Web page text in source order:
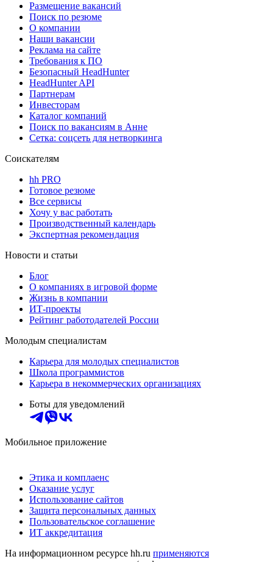
Размещение вакансий
Поиск по резюме
О компании
Наши вакансии
Реклама на сайте
Требования к ПО
Безопасный HeadHunter
HeadHunter API
Партнерам
Инвесторам
Каталог компаний
Поиск по вакансиям в Анне
Сетка: соцсеть для нетворкинга
Соискателям
hh PRO
Готовое резюме
Все сервисы
Хочу у вас работать
Производственный календарь
Экспертная рекомендация
Новости и статьи
Блог
О компаниях в игровой форме
Жизнь в компании
ИТ-проекты
Рейтинг работодателей России
Молодым специалистам
Карьера для молодых специалистов
Школа программистов
Карьера в некоммерческих организациях
Боты для уведомлений
Мобильное приложение
Этика и комплаенс
Оказание услуг
Использование сайтов
Защита персональных данных
Пользовательское соглашение
ИТ аккредитация
На информационном ресурсе hh.ru применяются